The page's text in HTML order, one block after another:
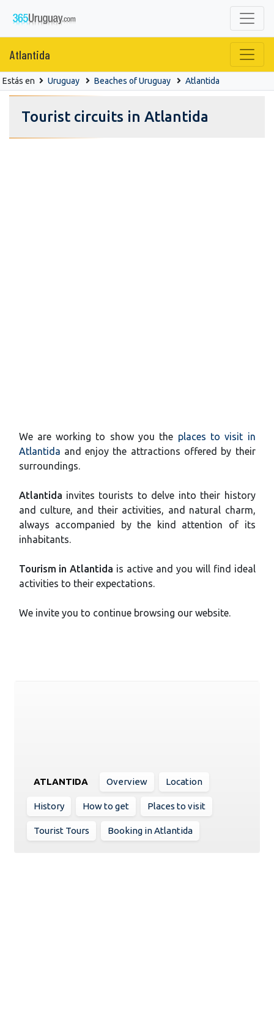
Atlantida
Estás en Uruguay Beaches of Uruguay Atlantida
Tourist circuits in Atlantida
We are working to show you the places to visit in
Atlantida and enjoy the attractions offered by their
surroundings.
Atlantida invites tourists to delve into their history
and culture, and their activities, and natural charm,
always accompanied by the kind attention of its
inhabitants.
Tourism in Atlantida is active and you will find ideal
activities to their expectations.
We invite you to continue browsing our website.
ATLANTIDA Overview Location
History How to get Places to visit
Tourist Tours Booking in Atlantida